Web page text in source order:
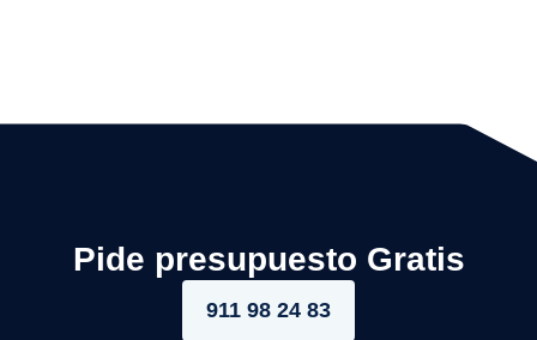
Pide presupuesto Gratis
911 98 24 83